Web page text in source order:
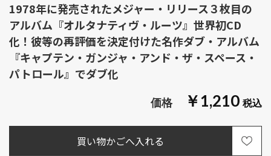
￥1,210
1978年に発売されたメジャー・リリース３枚目の
アルバム『オルタナティヴ・ルーツ』世界初CD
化！彼等の再評価を決定付けた名作ダブ・アルバム
『キャプテン・ガンジャ・アンド・ザ・スペース・
パトロール』でダブ化